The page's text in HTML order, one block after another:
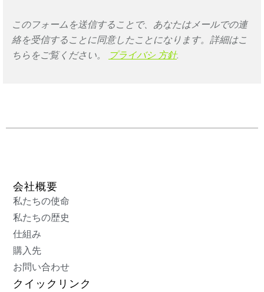
このフォームを送信することで、あなたはメールでの連
絡を受信することに同意したことになります。詳細はこ
ちらをご覧ください。
プライバシ 方針.
会社概要
私たちの使命
私たちの歴史
仕組み
購入先
お問い合わせ
クイックリンク